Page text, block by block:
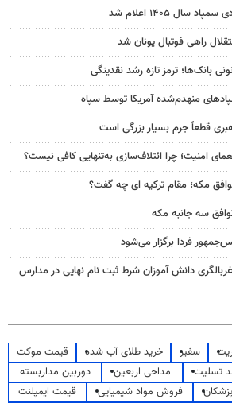
سال ۱۴۰۵ اعلام شد
راهی فوتبال یونان شد
بانک‌ها؛ ترمز تازه رشد نقدینگی
منهدم‌شده آمریکا توسط سپاه
قطعاً جرم بسیار بزرگی است
امنیت؛ چرا ائتلاف‌سازی به‌تنهایی کافی نیست؟
مکه؛ مقام ترکیه ای چه گفت؟
سه جانبه مکه
فردا برگزار می‌شود
دانش آموزان شرط ثبت نام نهایی در مدارس
سفیر خرید طلای آب شده
قیمت موکت
تسلیت مداحی اربعین
دوربین مداربسته
فروش مواد شیمیایی
قیمت ایمپلنت